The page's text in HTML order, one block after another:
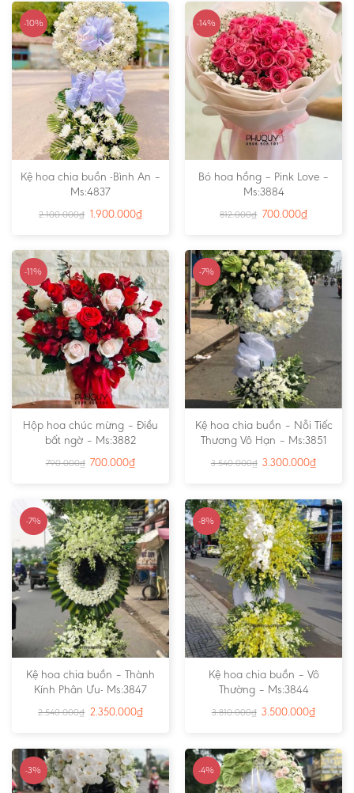
-10%
Kệ hoa chia buồn -Bình An –
Ms:4837
2.100.000₫ 1.900.000₫
-14%
Bó hoa hồng – Pink Love –
Ms:3884
812.000₫ 700.000₫
-11%
Hộp hoa chúc mừng – Điều
bất ngờ – Ms:3882
790.000₫ 700.000₫
-7%
Kệ hoa chia buồn – Nỗi Tiếc
Thương Vô Hạn – Ms:3851
3.540.000₫ 3.300.000₫
-7%
Kệ hoa chia buồn – Thành
Kính Phân Ưu- Ms:3847
2.540.000₫ 2.350.000₫
-8%
Kệ hoa chia buồn – Vô
Thường – Ms:3844
3.810.000₫ 3.500.000₫
-3% -4%